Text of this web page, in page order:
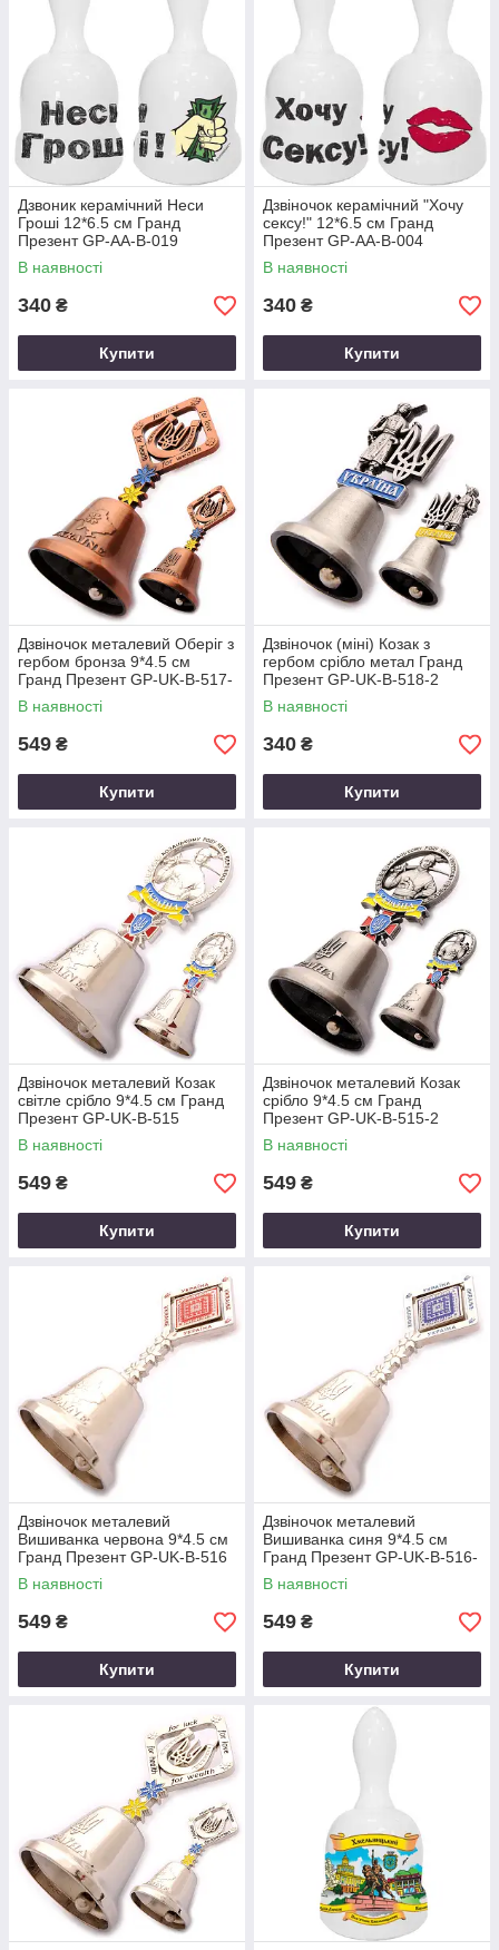
Дзвоник керамічний Неси
Гроші 12*6.5 см Гранд
Презент GP-AA-B-019
В наявності
340 ₴
Купити
Дзвіночок керамічний "Хочу
сексу!" 12*6.5 см Гранд
Презент GP-AA-B-004
В наявності
340 ₴
Купити
Дзвіночок металевий Оберіг з
гербом бронза 9*4.5 см
Гранд Презент GP-UK-B-517-
2
В наявності
549 ₴
Купити
Дзвіночок (міні) Козак з
гербом срібло метал Гранд
Презент GP-UK-B-518-2
В наявності
340 ₴
Купити
Дзвіночок металевий Козак
світле срібло 9*4.5 см Гранд
Презент GP-UK-B-515
В наявності
549 ₴
Купити
Дзвіночок металевий Козак
срібло 9*4.5 см Гранд
Презент GP-UK-B-515-2
В наявності
549 ₴
Купити
Дзвіночок металевий
Вишиванка червона 9*4.5 см
Гранд Презент GP-UK-B-516
В наявності
549 ₴
Купити
Дзвіночок металевий
Вишиванка синя 9*4.5 см
Гранд Презент GP-UK-B-516-
1
В наявності
549 ₴
Купити